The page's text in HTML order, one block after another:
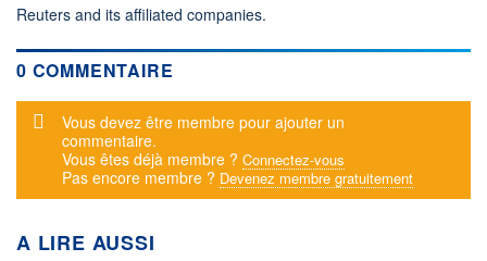
Reuters and its affiliated companies.
0 COMMENTAIRE
Message d'alerte
Vous devez être membre pour ajouter un
commentaire.
Vous êtes déjà membre ? Connectez-vous
Pas encore membre ? Devenez membre gratuitement
A LIRE AUSSI